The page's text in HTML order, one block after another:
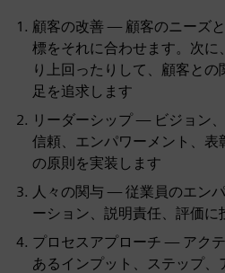
顧客の改善 — 顧客のニーズ
標をそれに合わせます。次に
り上回ったりして、顧客と
足を追求します
リーダーシップ — ビジョン
信頼、エンパワーメント、
の原則を実装します
人々の関与 — 従業員のエン
ーション、説明責任、評価に
プロセスアプローチ — アク
あるインプット、ステップ